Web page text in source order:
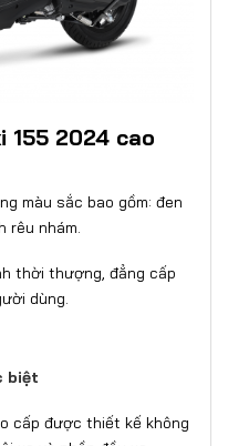
2024 cao
màu sắc bao gồm: đen
rêu nhám.
thời thượng, đẳng cấp
dùng.
biệt
cấp được thiết kế không